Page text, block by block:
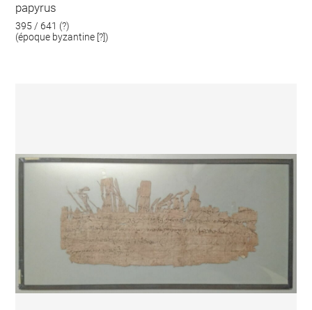
papyrus
395 / 641 (?)
(époque byzantine [?])